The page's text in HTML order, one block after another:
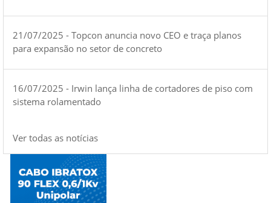
21/07/2025 - Topcon anuncia novo CEO e traça planos
para expansão no setor de concreto
16/07/2025 - Irwin lança linha de cortadores de piso com
sistema rolamentado
Ver todas as notícias